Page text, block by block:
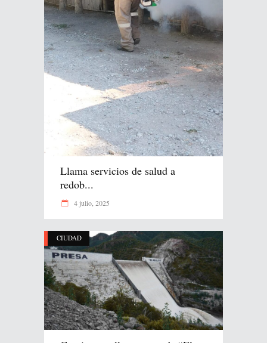
Llama servicios de salud a
redob...
4 julio, 2025
CIUDAD